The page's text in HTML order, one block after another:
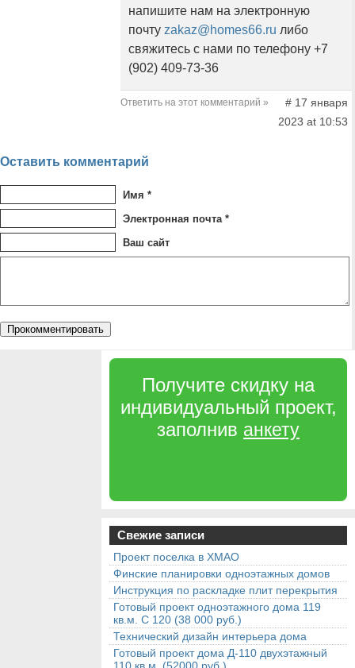
напишите нам на электронную
почту zakaz@homes66.ru либо
свяжитесь с нами по телефону +7
(902) 409-73-36
Ответить на этот комментарий »
# 17 января
2023 at 10:53
Оставить комментарий
Имя *
Электронная почта *
Ваш сайт
Получите скидку на
индивидуальный проект,
заполнив анкету
Свежие записи
Проект поселка в ХМАО
Финские планировки одноэтажных домов
Инструкция по раскладке плит перекрытия
Готовый проект одноэтажного дома 119
кв.м. С 120 (38 000 руб.)
Технический дизайн интерьера дома
Готовый проект дома Д-110 двухэтажный